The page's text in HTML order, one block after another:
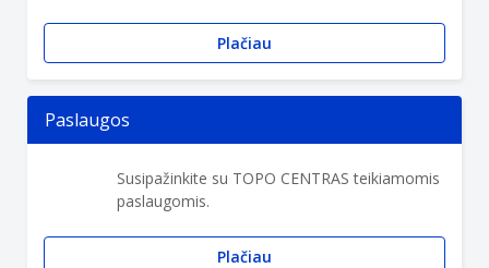
Plačiau
Paslaugos
Susipažinkite su TOPO CENTRAS teikiamomis
paslaugomis.
Plačiau